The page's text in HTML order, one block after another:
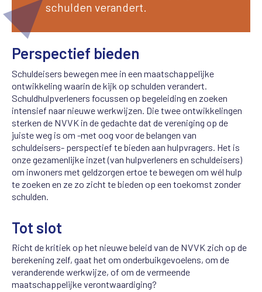
schulden verandert.
Perspectief bieden
Schuldeisers bewegen mee in een maatschappelijke
ontwikkeling waarin de kijk op schulden verandert.
Schuldhulpverleners focussen op begeleiding en zoeken
intensief naar nieuwe werkwijzen. Die twee ontwikkelingen
sterken de NVVK in de gedachte dat de vereniging op de
juiste weg is om -met oog voor de belangen van
schuldeisers- perspectief te bieden aan hulpvragers. Het is
onze gezamenlijke inzet (van hulpverleners en schuldeisers)
om inwoners met geldzorgen ertoe te bewegen om wél hulp
te zoeken en ze zo zicht te bieden op een toekomst zonder
schulden.
Tot slot
Richt de kritiek op het nieuwe beleid van de NVVK zich op de
berekening zelf, gaat het om onderbuikgevoelens, om de
veranderende werkwijze, of om de vermeende
maatschappelijke verontwaardiging?